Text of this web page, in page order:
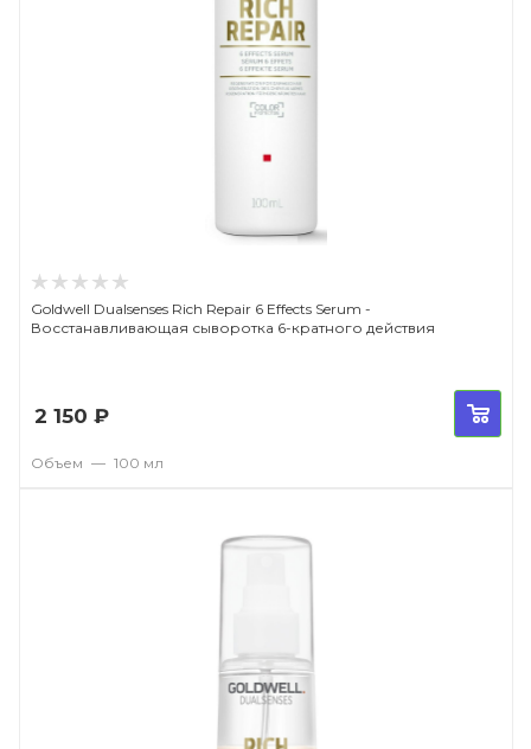
Goldwell Dualsenses Rich Repair 6 Effects Serum -
Восстанавливающая сыворотка 6-кратного действия
2 150 ₽
Объем — 100 мл